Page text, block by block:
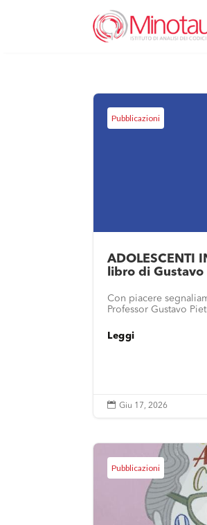
Pubblicazioni
ADOLESCENTI
libro di
Con piacere
Professor Gustavo
Leggi
 Giu 17, 2026
Pubblicazioni